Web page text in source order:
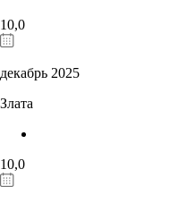
10,0
декабрь 2025
Злата
10,0